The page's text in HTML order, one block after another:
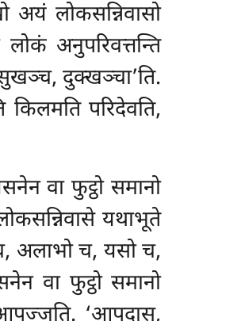
अयं लोकसन्निवासो
अनुपरिवत्तन्ति
दुक्खञ्चा’ति.
किलमति परिदेवति,
वा फुट्ठो समानो
यथाभूते
अलाभो च, यसो च,
वा फुट्ठो समानो